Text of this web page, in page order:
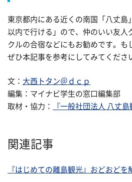
東京都内にある近くの南国「八丈島
以内で行ける」ので、仲のいい友人
クルの合宿などにもお勧めです。も
ぜひ本記事を参考にしてみてくださ
文： 大西トタン＠ｄｃｐ
編集：マイナビ学生の窓口編集部
取材・協力：
『一般社団法人 八丈島
関連記事
『はじめての離島観光』おどおどを